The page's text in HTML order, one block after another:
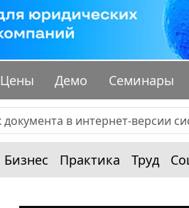
Цены Демо Семинары
Бизнес Практика Труд